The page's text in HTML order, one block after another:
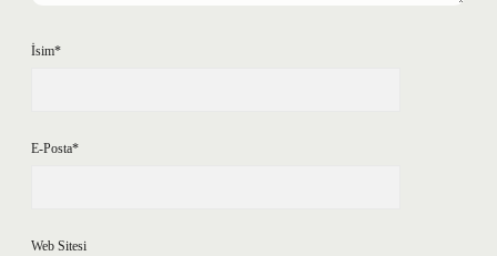
İsim*
E-Posta*
Web Sitesi